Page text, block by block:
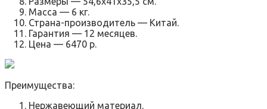
Масса — 6 кг.
Страна-производитель — Китай.
Гарантия — 12 месяцев.
Цена — 6470 р.
Преимущества:
Нержавеющий материал.